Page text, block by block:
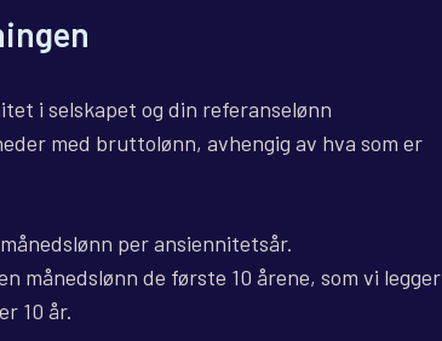
i selskapet og din referanselønn
med bruttolønn, avhengig av hva som er
per ansiennitetsår.
månedslønn de første 10 årene, som vi legger
10 år.